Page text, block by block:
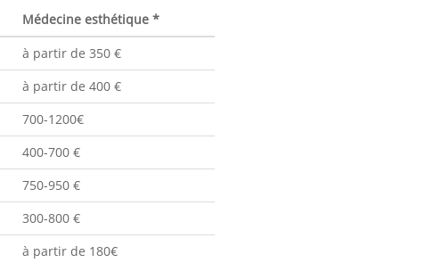
Médecine esthétique *
à partir de 350 €
à partir de 400 €
700-1200€
400-700 €
750-950 €
300-800 €
à partir de 180€